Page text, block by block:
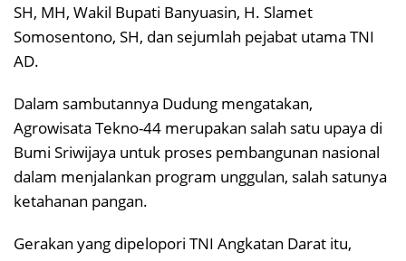
SH, MH, Wakil Bupati Banyuasin, H. Slamet
Somosentono, SH, dan sejumlah pejabat utama TNI
AD.
Dalam sambutannya Dudung mengatakan,
Agrowisata Tekno-44 merupakan salah satu upaya di
Bumi Sriwijaya untuk proses pembangunan nasional
dalam menjalankan program unggulan, salah satunya
ketahanan pangan.
Gerakan yang dipelopori TNI Angkatan Darat itu,